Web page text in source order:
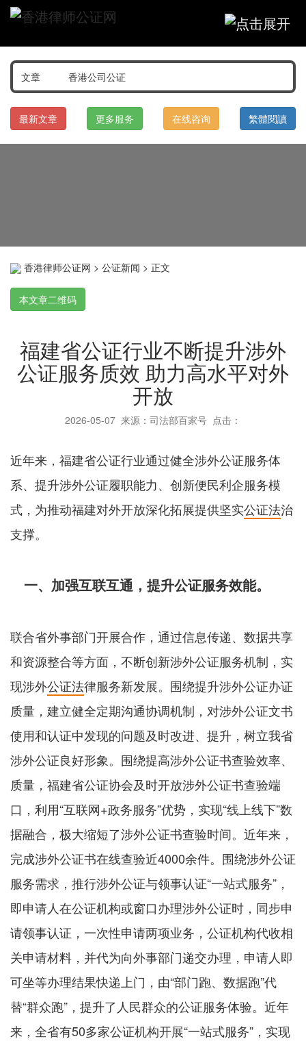
最新文章 更多服务 在线咨询 繁體閱讀
香港律师公证网 > 公证新闻 > 正文
本文章二维码
福建省公证行业不断提升涉外
公证服务质效 助力高水平对外
开放
2026-05-07 来源：司法部百家号 点击：
近年来，福建省公证行业通过健全涉外公证服务体
系、提升涉外公证履职能力、创新便民利企服务模
式，为推动福建对外开放深化拓展提供坚实公证法治
支撑。
一、加强互联互通，提升公证服务效能。
联合省外事部门开展合作，通过信息传递、数据共享
和资源整合等方面，不断创新涉外公证服务机制，实
现涉外公证法律服务新发展。围绕提升涉外公证办证
质量，建立健全定期沟通协调机制，对涉外公证文书
使用和认证中发现的问题及时改进、提升，树立我省
涉外公证良好形象。围绕提高涉外公证书查验效率、
质量，福建省公证协会及时开放涉外公证书查验端
口，利用“互联网+政务服务”优势，实现“线上线下”数
据融合，极大缩短了涉外公证书查验时间。近年来，
完成涉外公证书在线查验近4000余件。围绕涉外公证
服务需求，推行涉外公证与领事认证“一站式服务”，
即申请人在公证机构或窗口办理涉外公证时，同步申
请领事认证，一次性申请两项业务，公证机构代收相
关申请材料，并代为向外事部门递交办理，申请人即
可坐等办理结果快递上门，由“部门跑、数据跑”代
替“群众跑”，提升了人民群众的公证服务体验。近年
来，全省有50多家公证机构开展“一站式服务”，实现